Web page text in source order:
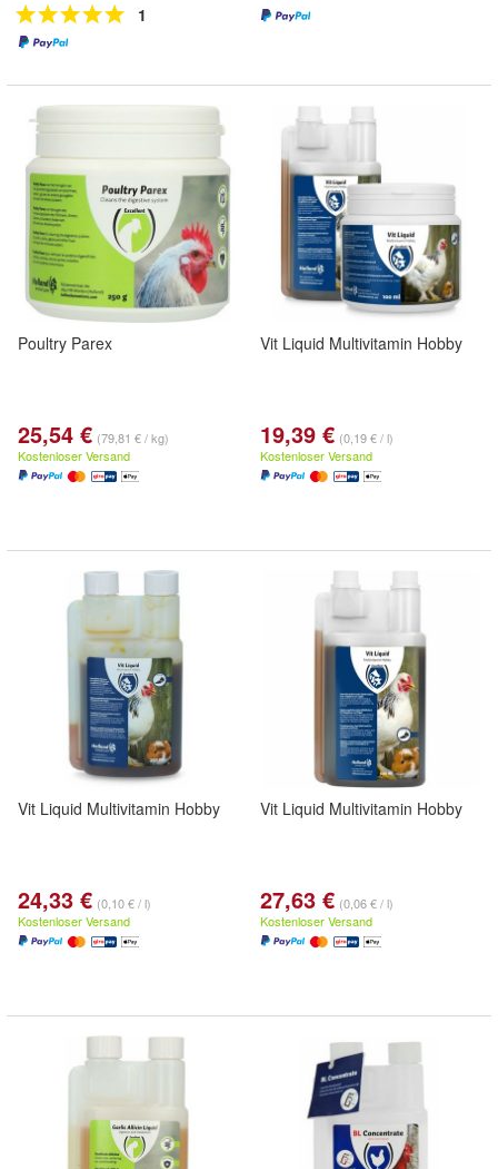
1
Poultry Parex
25,54 € (79,81 € / kg)
Kostenloser Versand
Vit Liquid Multivitamin Hobby
19,39 € (0,19 € / l)
Kostenloser Versand
Vit Liquid Multivitamin Hobby
24,33 € (0,10 € / l)
Kostenloser Versand
Vit Liquid Multivitamin Hobby
27,63 € (0,06 € / l)
Kostenloser Versand